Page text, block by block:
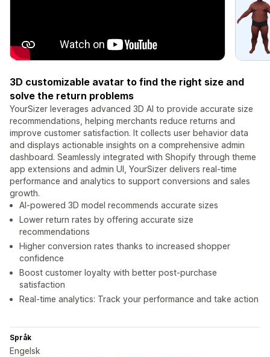
3D customizable avatar to find the right size and
solve the return problems
YourSizer leverages advanced 3D AI to provide accurate size
recommendations, helping merchants reduce returns and
improve customer satisfaction. It collects user behavior data
and displays actionable insights on a comprehensive admin
dashboard. Seamlessly integrated with Shopify through theme
app extensions and admin UI, YourSizer delivers real-time
performance and analytics to support conversions and sales
growth.
AI-powered 3D model recommends accurate sizes
Lower return rates by offering accurate size
recommendations
Higher conversion rates thanks to increased shopper
confidence
Boost customer loyalty with better post-purchase
satisfaction
Real-time analytics: Track your performance and take action
Språk
Engelsk